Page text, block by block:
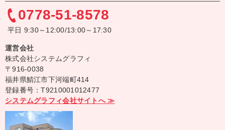
0778-51-8578
平日 9:30～12:00/13:00～17:30
運営会社
株式会社システムグラフィ
〒916-0038
福井県鯖江市下河端町414
登録番号：T9210001012477
システムグラフィ会社サイトへ ≫